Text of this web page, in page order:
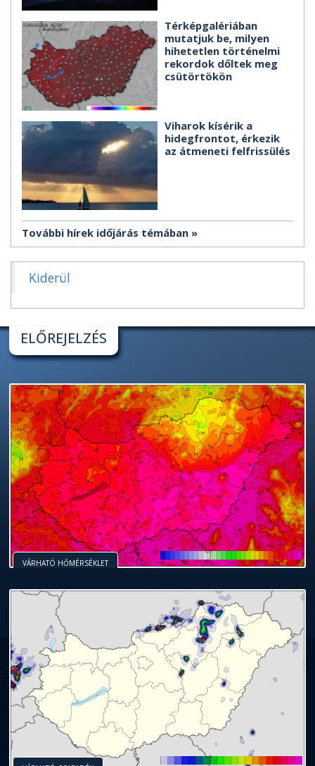
Térképgalériában
mutatjuk be, milyen
hihetetlen történelmi
rekordok dőltek meg
csütörtökön
Viharok kísérik a
hidegfrontot, érkezik
az átmeneti felfrissülés
További hírek időjárás témában
Kiderül
ELŐREJELZÉS
VÁRHATÓ HŐMÉRSÉKLET